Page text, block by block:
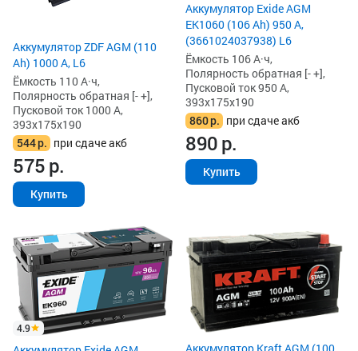
Аккумулятор ZDF AGM (110
Ah) 1000 А, L6
Ёмкость 110 А·ч,
Полярность обратная [- +],
Пусковой ток 1000 А,
393x175x190
544р. при сдаче акб
575р.
Купить
Аккумулятор Exide AGM
EK1060 (106 Ah) 950 А,
(3661024037938) L6
Ёмкость 106 А·ч,
Полярность обратная [- +],
Пусковой ток 950 А,
393x175x190
860р. при сдаче акб
890р.
Купить
4.9